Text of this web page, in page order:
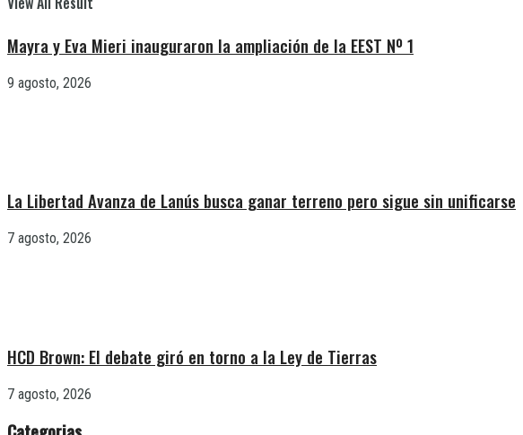
Mayra y Eva Mieri inauguraron la ampliación de la EEST Nº 1
9 agosto, 2026
La Libertad Avanza de Lanús busca ganar terreno pero sigue sin unificarse
7 agosto, 2026
HCD Brown: El debate giró en torno a la Ley de Tierras
7 agosto, 2026